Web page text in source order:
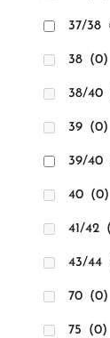
37/38
38 (0)
38/40
39 (0)
39/40
40 (0)
41/42
43/44
70 (0)
75 (0)